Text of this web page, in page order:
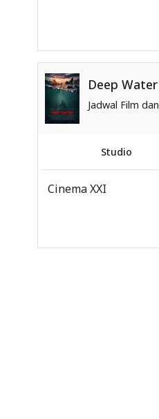
Deep Water
Jadwal Film
Studio
Cinema XXI